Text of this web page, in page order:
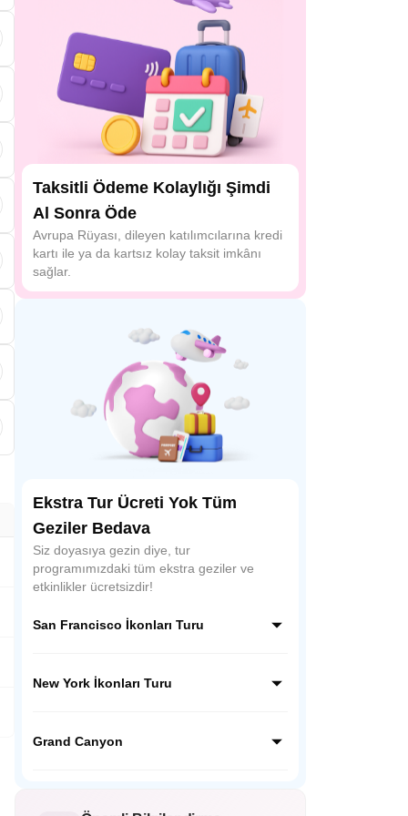
Taksitli Ödeme Kolaylığı Şimdi
Al Sonra Öde
Avrupa Rüyası, dileyen katılımcılarına kredi
kartı ile ya da kartsız kolay taksit imkânı
sağlar.
Ekstra Tur Ücreti Yok Tüm
Geziler Bedava
Siz doyasıya gezin diye, tur
programımızdaki tüm ekstra geziler ve
etkinlikler ücretsizdir!
San Francisco İkonları Turu
turda keşfedin! Tekneyle Alcatraz
sizi bekliyor. Unutulmaz bir gün!
New York İkonları Turu
Anıtı'ndan Brooklyn Köprüsü'ne, New
Grand Canyon